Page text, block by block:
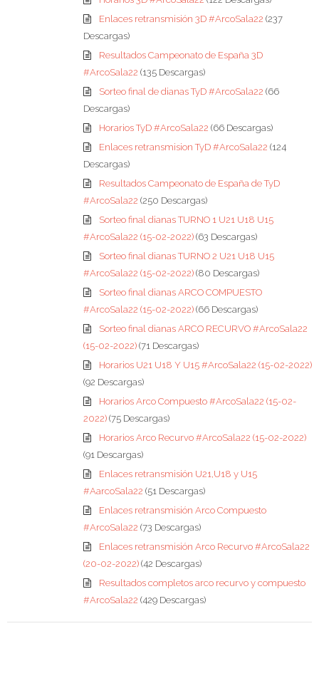
Enlaces retransmisión 3D #ArcoSala22 (237
Descargas)
Resultados Campeonato de España 3D
#ArcoSala22 (135 Descargas)
Sorteo final de dianas TyD #ArcoSala22 (66
Descargas)
Horarios TyD #ArcoSala22 (66 Descargas)
Enlaces retransmision TyD #ArcoSala22 (124
Descargas)
Resultados Campeonato de España de TyD
#ArcoSala22 (250 Descargas)
Sorteo final dianas TURNO 1 U21 U18 U15
#ArcoSala22 (15-02-2022) (63 Descargas)
Sorteo final dianas TURNO 2 U21 U18 U15
#ArcoSala22 (15-02-2022) (80 Descargas)
Sorteo final dianas ARCO COMPUESTO
#ArcoSala22 (15-02-2022) (66 Descargas)
Sorteo final dianas ARCO RECURVO #ArcoSala22
(15-02-2022) (71 Descargas)
Horarios U21 U18 Y U15 #ArcoSala22 (15-02-2022)
(92 Descargas)
Horarios Arco Compuesto #ArcoSala22 (15-02-
2022) (75 Descargas)
Horarios Arco Recurvo #ArcoSala22 (15-02-2022)
(91 Descargas)
Enlaces retransmisión U21,U18 y U15
#AarcoSala22 (51 Descargas)
Enlaces retransmisión Arco Compuesto
#ArcoSala22 (73 Descargas)
Enlaces retransmisión Arco Recurvo #ArcoSala22
(20-02-2022) (42 Descargas)
Resultados completos arco recurvo y compuesto
#ArcoSala22 (429 Descargas)